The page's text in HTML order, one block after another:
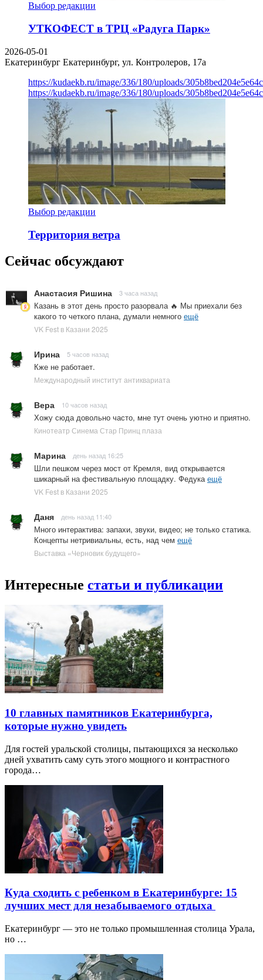
Выбор редакции
УТКОФЕСТ в ТРЦ «Радуга Парк»
2026-05-01
Екатеринбург Екатеринбург, ул. Контролеров, 17а
https://kudaekb.ru/image/336/180/uploads/
https://kudaekb.ru/image/336/180/uploads/
Выбор редакции
Территория ветра
Сейчас обсуждают
Анастасия Ришина 3 часа назад
Казань в этот день просто разорвала 🔥 Мы приехали без
какого то четкого плана, думали немного ещё
VK Fest в Казани 2025
Ирина 5 часов назад
Кже не работает.
Международный институт антиквариата
Вера 10 часов назад
Хожу сюда довольно часто, мне тут очень уютно и приятно.
Кинотеатр Синема Стар Принц плаза
Марина день назад 16:25
Шли пешком через мост от Кремля, вид открывается
шикарный на фестивальную площадку. Федукаещё
VK Fest в Казани 2025
Даня день назад 11:40
Много интерактива: запахи, звуки, видео; не только статика.
Концепты нетривиальны, есть, над чем ещё
Выставка «Черновик будущего»
Интересные статьи и публикации
10 главных памятников Екатеринбурга,
которые нужно увидеть
Для гостей уральской столицы, пытающихся за несколько
дней ухватить саму суть этого мощного и контрастного
города…
Куда сходить с ребенком в Екатеринбурге: 15
лучших мест для незабываемого отдыха
Екатеринбург — это не только промышленная столица Урала,
но …